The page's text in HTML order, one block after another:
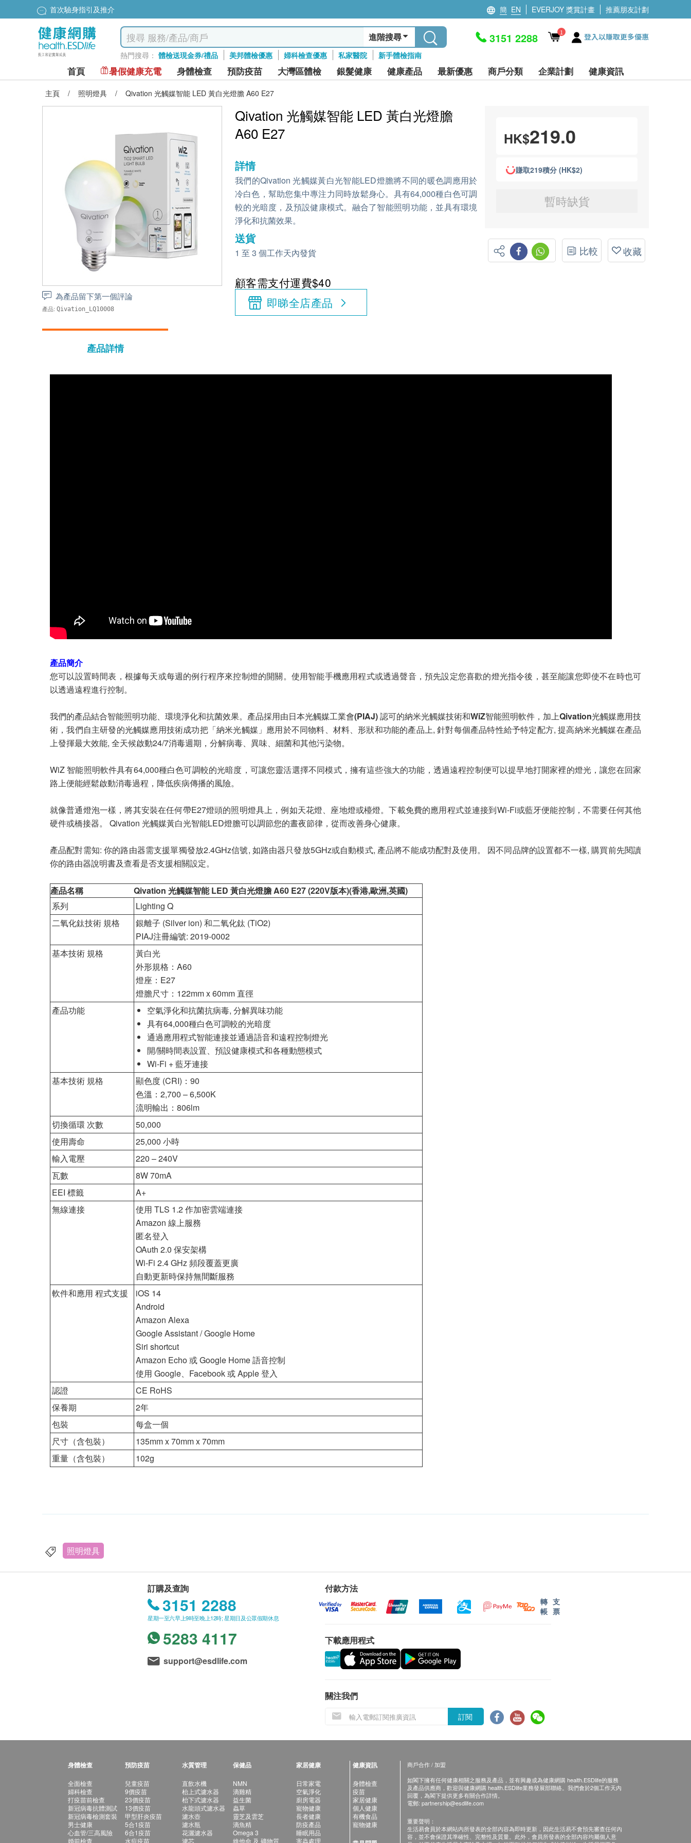
首次驗身指引及推介 簡 EN EVERJOY 獎賞計畫 推薦朋友計劃
進階搜尋
熱門搜尋： 體檢送現金券/禮品 美邦體檢優惠 婦科檢查優惠 私家醫院 新手體檢指南
3151 2288 1 登入以賺取更多優惠
首頁 暑假健康充電 身體檢查 預防疫苗 大灣區體檢 銀髮健康 健康產品 最新優惠 商戶分類 企業計劃 健康資訊
主頁 / 照明燈具 / Qivation 光觸媒智能 LED 黃白光燈膽 A60 E27
為產品留下第一個評論
產品: Qivation_LQ10008
Qivation 光觸媒智能 LED 黃白光燈膽
A60 E27
詳情
我們的Qivation 光觸媒黃白光智能LED燈膽將不同的暖色調應用於
冷白色，幫助您集中專注力同時放鬆身心。具有64,000種白色可調
較的光暗度，及預設健康模式。融合了智能照明功能，並具有環境
淨化和抗菌效果。
送貨
1 至 3 個工作天內發貨
顧客需支付運費$40
即睇全店產品
HK$219.0
賺取219積分 (HK$2)
暫時缺貨
比較 收藏
產品詳情
產品簡介
您可以設置時間表，根據每天或每週的例行程序來控制燈的開關。使用智能手機應用程式或透過聲音，預先設定您喜歡的燈光指令後，甚至能讓您即使不在時也可
以透過遠程進行控制。
我們的產品結合智能照明功能、環境淨化和抗菌效果。產品採用由日本光觸媒工業會(PIAJ)認可的納米光觸媒技術和WiZ智能照明軟件，加上Qivation光觸媒應用技
術，我們自主研發的光觸媒應用技術成功把「納米光觸媒」應用於不同物料、材料、形狀和功能的產品上, 針對每個產品特性給予特定配方, 提高納米光觸媒在產品
上發揮最大效能, 全天候啟動24/7消毒週期，分解病毒、異味、細菌和其他污染物。
WiZ 智能照明軟件具有64,000種白色可調較的光暗度，可讓您靈活選擇不同模式，擁有這些強大的功能，透過遠程控制便可以提早地打開家裡的燈光，讓您在回家
路上便能經鬆啟動消毒過程，降低疾病傳播的風險。
就像普通燈泡一樣，將其安裝在任何帶E27燈頭的照明燈具上，例如天花燈、座地燈或檯燈。下載免費的應用程式並連接到Wi-Fi或藍牙便能控制，不需要任何其他
硬件或橋接器。 Qivation 光觸媒黃白光智能LED燈膽可以調節您的晝夜節律，從而改善身心健康。
產品配對需知: 你的路由器需支援單獨發放2.4GHz信號, 如路由器只發放5GHz或自動模式, 產品將不能成功配對及使用。 因不同品牌的設置都不一樣, 購買前先閱讀
你的路由器說明書及查看是否支援相關設定。
產品名稱
Qivation 光觸媒智能 LED 黃白光燈膽 A60 E27 (220V版本)(香港,歐洲,英國)
系列
Lighting Q
二氧化鈦技術 規格
銀離子 (Silver ion) 和二氧化鈦 (TiO2)
PIAJ注冊編號: 2019-0002
基本技術 規格
黃白光
外形規格：A60
燈座：E27
燈膽尺寸：122mm x 60mm 直徑
產品功能
空氣淨化和抗菌抗病毒, 分解異味功能
具有64,000種白色可調較的光暗度
通過應用程式智能連接並通過語音和遠程控制燈光
開/關時間表設置、預設健康模式和各種動態模式
Wi-Fi + 藍牙連接
基本技術 規格
顯色度 (CRI)：90
色溫：2,700 – 6,500K
流明輸出：806lm
切換循環 次數
50,000
使用壽命
25,000 小時
輸入電壓
220 – 240V
瓦數
8W 70mA
EEI 標籤
A+
無線連接
使用 TLS 1.2 作加密雲端連接
Amazon 線上服務
匿名登入
OAuth 2.0 保安架構
Wi-Fi 2.4 GHz 頻段覆蓋更廣
自動更新時保持無間斷服務
軟件和應用 程式支援
iOS 14
Android
Amazon Alexa
Google Assistant / Google Home
Siri shortcut
Amazon Echo 或 Google Home 語音控制
使用 Google、Facebook 或 Apple 登入
認證
CE RoHS
保養期
2年
包裝
每盒一個
尺寸（含包裝）
135mm x 70mm x 70mm
重量（含包裝）
102g
照明燈具
訂購及查詢
3151 2288
星期一至六早上9時至晚上12時; 星期日及公眾假期休息
5283 4117
support@esdlife.com
付款方法
轉
帳
支
票
下載應用程式
關注我們
訂閱
身體檢查
全面檢查
婦科檢查
打疫苗前檢查
新冠病毒抗體測試
新冠病毒檢測套裝
男士健康
心血管/三高風險
婚前檢查
預防疫苗
兒童疫苗
9價疫苗
23價疫苗
13價疫苗
甲型肝炎疫苗
5合1疫苗
6合1疫苗
水痘疫苗
水質管理
直飲水機
枱上式濾水器
枱下式濾水器
水龍頭式濾水器
濾水壺
濾水瓶
花灑濾水器
濾芯
保健品
NMN
滴雞精
益生菌
蟲草
靈芝及雲芝
滴魚精
Omega 3
維他命 及 礦物質
家居健康
日常家電
空氣淨化
廚房電器
寵物健康
長者健康
防疫產品
睡眠用品
害蟲處理
健康資訊
身體檢查
疫苗
家居健康
個人健康
有機食品
寵物健康
商戶合作 / 加盟
如閣下擁有任何健康相關之服務及產品，並有興趣成為健康網購 health.ESDlife的服務
及產品供應商，歡迎與健康網購 health.ESDlife業務發展部聯絡。我們會於2個工作天內
回覆，為閣下提供更多有關合作詳情。
電郵: partnership@esdlife.com
重要聲明：
生活易會員於本網站內所發表的全部內容為即時更新，因此生活易不會預先審查任何內
容，並不會保證其準確性、完整性及質量。此外，會員所發表的全部內容均屬個人意